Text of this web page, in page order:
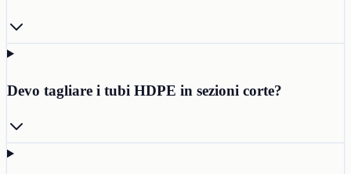
Devo tagliare i tubi HDPE in sezioni corte?